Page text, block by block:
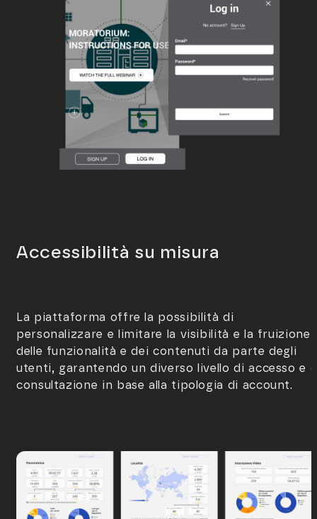
Accessibilità su misura
La piattaforma offre la possibilità di
personalizzare e limitare la visibilità e la fruizione
delle funzionalità e dei contenuti da parte degli
utenti, garantendo un diverso livello di accesso e
consultazione in base alla tipologia di account.